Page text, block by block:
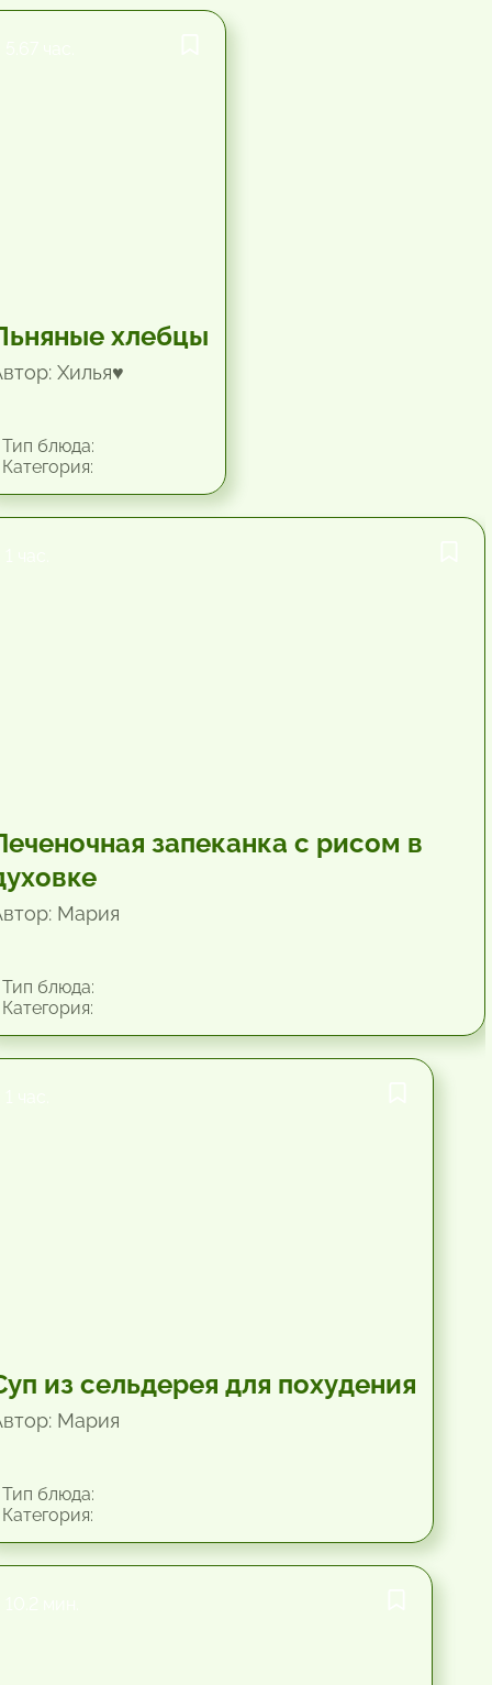
хлебцы
Хилья♥
блюда:
запеканка с рисом в
Мария
блюда:
из сельдерея для похудения
Мария
блюда: